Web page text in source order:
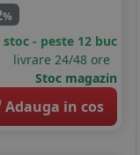
%
- peste 12 buc
livrare 24/48 ore
Stoc magazin
Adauga in cos